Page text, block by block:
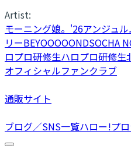
Artist:
モーニング娘。'26アンジュル
リーBEYOOOOONDSOCHA
ロプロ研修生ハロプロ研修生
オフィシャルファンクラブ
通販サイト
ブログ／SNS一覧ハロー!プ